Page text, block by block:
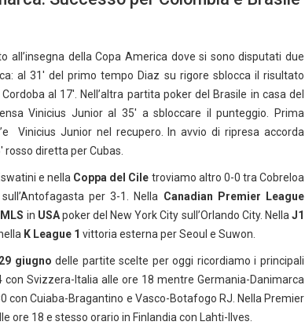
all’insegna della Copa America dove si sono disputati due
al 31′ del primo tempo Diaz su rigore sblocca il risultato
al 17′. Nell’altra partita poker del Brasile in casa del
Vinicius Junior al 35′ a sbloccare il punteggio. Prima
Vinicius Junior nel recupero. In avvio di ripresa accorda
rosso diretta per Cubas.
e nella Coppa del Cile troviamo altro 0-0 tra Cobreloa
per 3-1. Nella Canadian Premier League
MLS in USApoker del New York City sull’Orlando City. NellaJ1
K League 1 vittoria esterna per Seoul e Suwon.
giugnodelle partite scelte per oggi ricordiamo i principali
Svizzera-Italia alle ore 18 mentre Germania-Danimarca
con Cuiaba-Bragantino e Vasco-Botafogo RJ. Nella Premier
ore 18 e stesso orario in Finlandia con Lahti-Ilves.